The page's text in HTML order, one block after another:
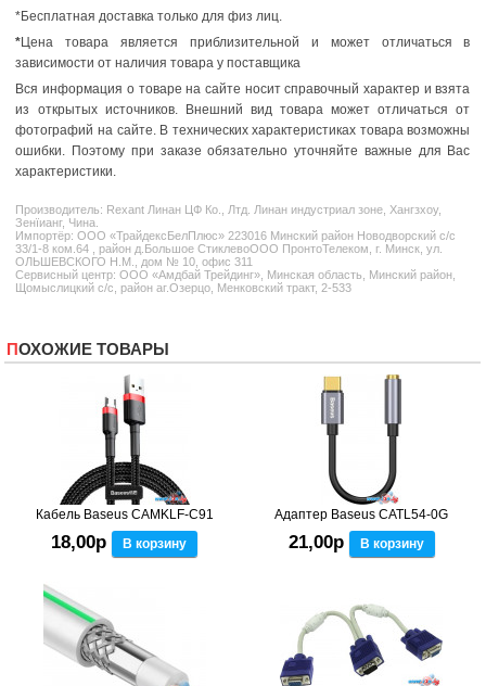
*Бесплатная доставка только для физ лиц.
*Цена товара является приблизительной и может отличаться в
зависимости от наличия товара у поставщика
Вся информация о товаре на сайте носит справочный характер и взята
из открытых источников. Внешний вид товара может отличаться от
фотографий на сайте. В технических характеристиках товара возможны
ошибки. Поэтому при заказе обязательно уточняйте важные для Вас
характеристики.
Производитель: Rexant Линан ЦФ Ко., Лтд. Линан индустриал зоне, Хангзхоу,
Зенїианг, Чина.
Импортёр: ООО «ТрайдексБелПлюс» 223016 Минский район Новодворский с/с
33/1-8 ком.64 , район д.Большое СтиклевоООО ПронтоТелеком, г. Минск, ул.
ОЛЬШЕВСКОГО Н.М., дом № 10, офис 311
Сервисный центр: ООО «Амдбай Трейдинг», Минская область, Минский район,
Щомыслицкий с/с, район аг.Озерцо, Менковский тракт, 2-533
ПОХОЖИЕ ТОВАРЫ
Кабель Baseus CAMKLF-C91
18,00р В корзину
Адаптер Baseus CATL54-0G
21,00р В корзину